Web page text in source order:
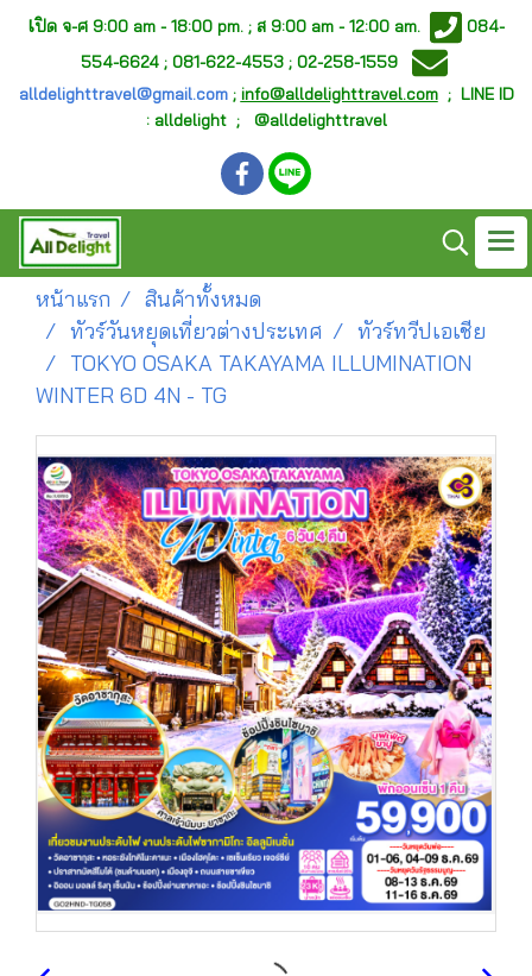
เปิด จ-ศ 9:00 am - 18:00 pm. ; ส 9:00 am - 12:00 am.
084-
554-6624 ; 081-622-4553 ; 02-258-1559
alldelighttravel@gmail.com; info@alldelighttravel.com; LINE ID
: alldelight ; @alldelighttravel
หน้าแรก
สินค้าทั้งหมด
ทัวร์วันหยุดเที่ยวต่างประเทศ
ทัวร์ทวีปเอเชีย
TOKYO OSAKA TAKAYAMA ILLUMINATION
WINTER 6D 4N - TG